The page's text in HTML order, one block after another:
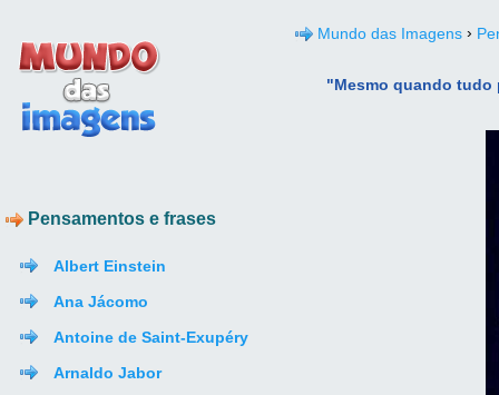
Pensamentos e frases
Albert Einstein
Ana Jácomo
Antoine de Saint-Exupéry
Arnaldo Jabor
Mundo das Imagens ›
"Mesmo quando tudo